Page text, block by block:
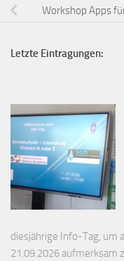
Workshop Apps
Letzte Eintragungen:
diesjährige Info-Tag, um
21.09.2026 aufmerksam